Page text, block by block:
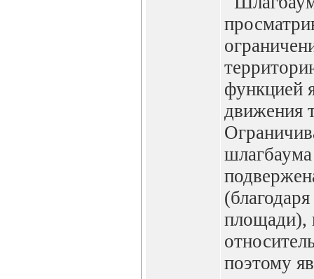
функцией
движения
площади),
поэтому